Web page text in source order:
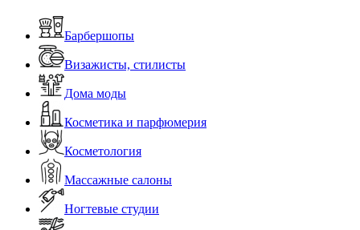
Барбершопы
Визажисты, стилисты
Дома моды
Косметика и парфюмерия
Косметология
Массажные салоны
Ногтевые студии